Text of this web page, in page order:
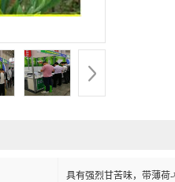
具有强烈甘苦味，带薄荷